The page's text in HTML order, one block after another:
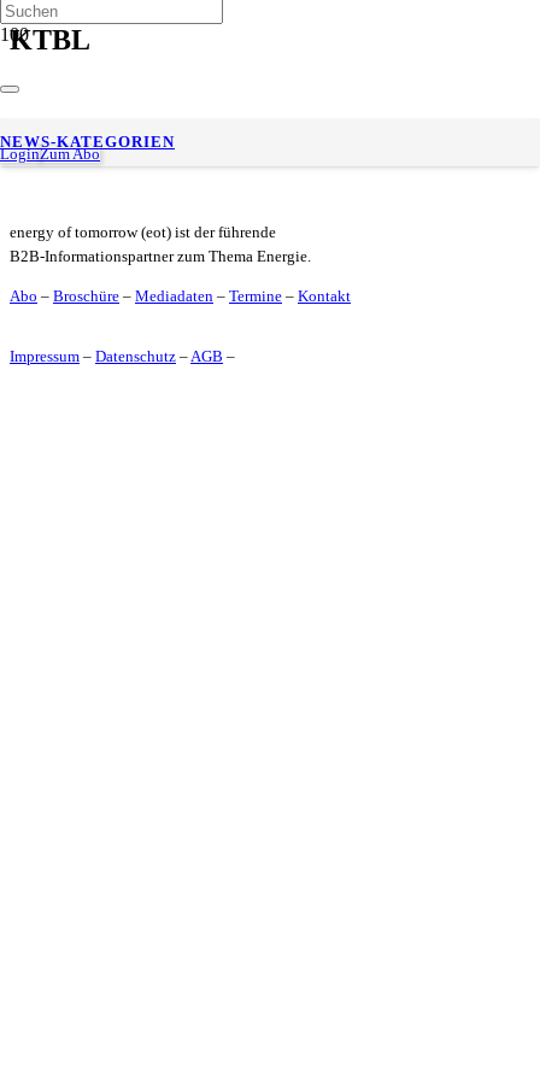
LoginZum Abo
NEWS-KATEGORIEN
KTBL
Biomethan als Kraftstoff: Landwirtschaftliche Biogasanlagen
wirtschaftlich weiterbetreiben
energy of tomorrow (eot) ist der führende
B2B-Informationspartner zum Thema Energie.
Abo – Broschüre – Mediadaten – Termine – Kontakt
Impressum – Datenschutz –AGB –